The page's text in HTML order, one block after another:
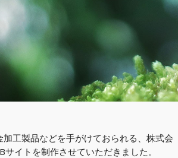
工製品などを手がけておられる、株式会
イトを制作させていただきました。